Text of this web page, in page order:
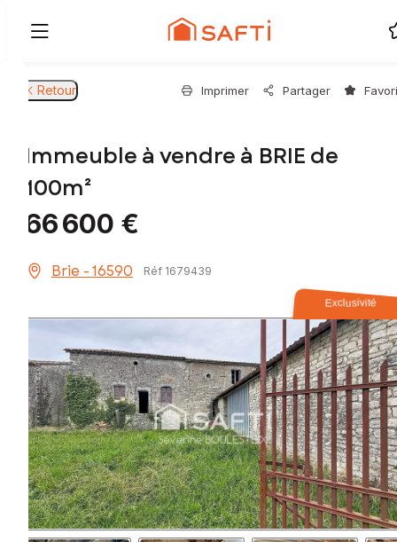
Retour Imprimer Partager
Immeuble à vendre à BRIE de
100m²
66 600 €
Brie - 16590 Réf 1679439
Exclusivité